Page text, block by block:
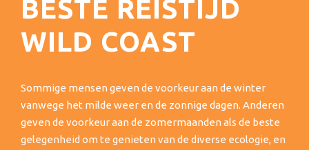
BESTE REISTIJD
WILD COAST
Sommige mensen geven de voorkeur aan de winter
vanwege het milde weer en de zonnige dagen. Anderen
geven de voorkeur aan de zomermaanden als de beste
gelegenheid om te genieten van de diverse ecologie, en